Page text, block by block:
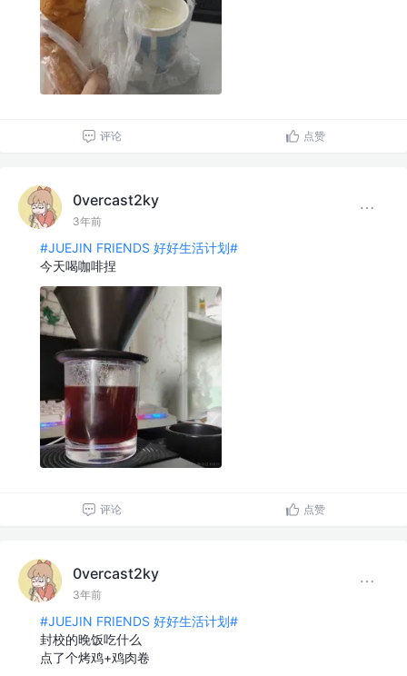
评论 点赞
0vercast2ky
3年前
#JUEJIN FRIENDS 好好生活计划#
今天喝咖啡捏
评论 点赞
0vercast2ky
3年前
#JUEJIN FRIENDS 好好生活计划#
封校的晚饭吃什么
点了个烤鸡+鸡肉卷